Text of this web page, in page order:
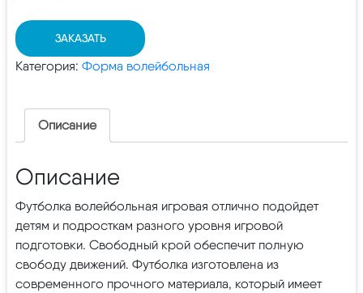
ЗАКАЗАТЬ
Категория: Форма волейбольная
Описание
Описание
Футболка волейбольная игровая отлично подойдет
детям и подросткам разного уровня игровой
подготовки. Свободный крой обеспечит полную
свободу движений. Футболка изготовлена из
современного прочного материала, который имеет